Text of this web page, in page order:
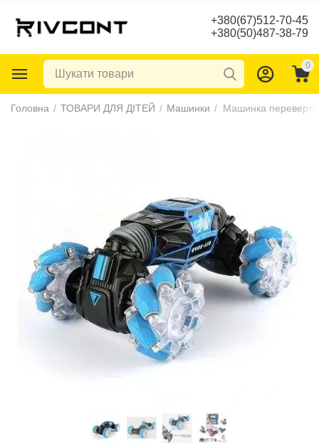
+380(67)512-70-45
+380(50)487-38-79
0
Головна / ТОВАРИ ДЛЯ ДІТЕЙ / Машинки /